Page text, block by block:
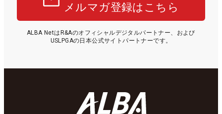
メルマガ登録はこちら
ALBA NetはR&Aのオフィシャルデジタルパートナー、および
USLPGAの日本公式サイトパートナーです。